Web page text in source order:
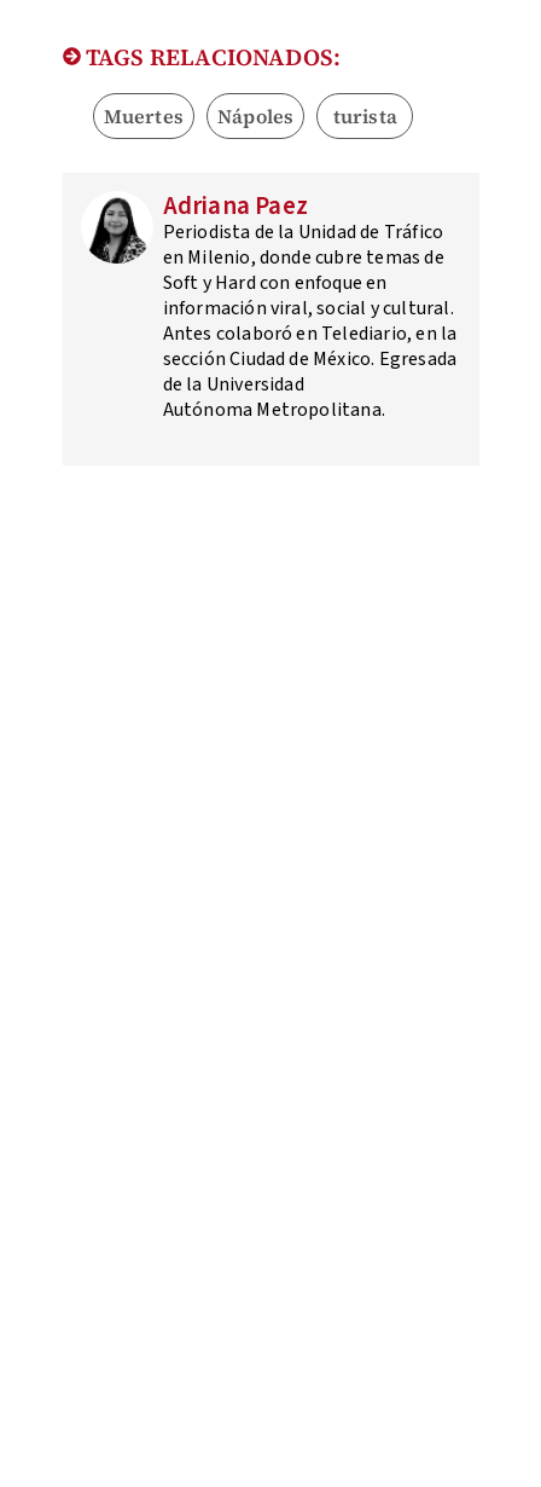
TAGS RELACIONADOS:
Muertes Nápoles turista
Adriana Paez
Periodista de la Unidad de Tráfico
en Milenio, donde cubre temas de
Soft y Hard con enfoque en
información viral, social y cultural.
Antes colaboró en Telediario, en la
sección Ciudad de México. Egresada
de la Universidad
Autónoma Metropolitana.